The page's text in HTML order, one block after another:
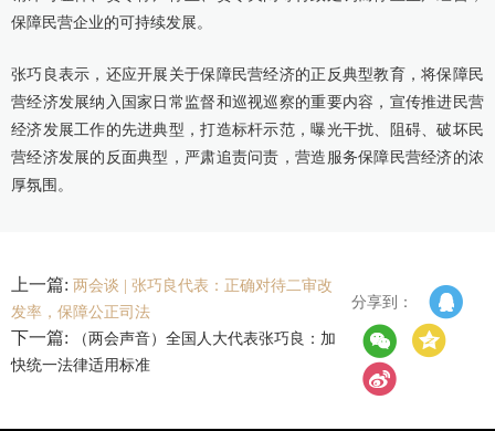
保障民营企业的可持续发展。
张巧良表示，还应开展关于保障民营经济的正反典型教育，将保障民
营经济发展纳入国家日常监督和巡视巡察的重要内容，宣传推进民营
经济发展工作的先进典型，打造标杆示范，曝光干扰、阻碍、破坏民
营经济发展的反面典型，严肃追责问责，营造服务保障民营经济的浓
厚氛围。
上一篇: 两会谈 | ​张巧良代表：正确对待二审改
发率，保障公正司法
下一篇:
（两会声音）全国人大代表张巧良：加
快统一法律适用标准
分享到：